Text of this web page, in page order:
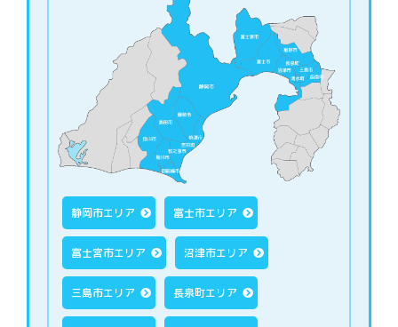
静岡市エリア 富士市エリア
富士宮市エリア 沼津市エリア
三島市エリア 長泉町エリア